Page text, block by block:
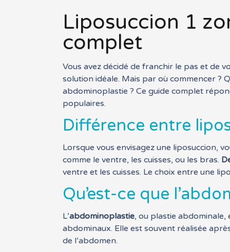
Liposuccion 1
complet
Vous avez décidé de franchir le pas et de
solution idéale. Mais par où commencer ?
abdominoplastie ? Ce guide complet
populaires.
Différence entre
Lorsque vous envisagez une liposuccion,
comme le ventre, les cuisses, ou les bras.
ventre et les cuisses. Le choix entre une
Qu’est-ce que
L’abdominoplastie, ou plastie abdominale,
abdominaux. Elle est souvent réalisée
de l’abdomen.